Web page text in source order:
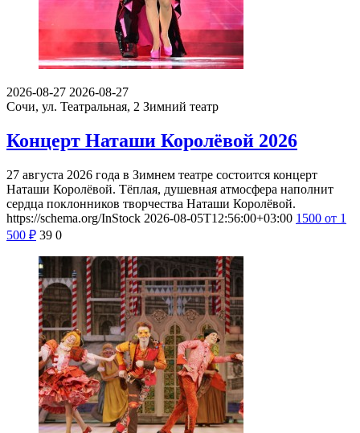
2026-08-27 2026-08-27
Сочи, ул. Театральная, 2 Зимний театр
Концерт Наташи Королёвой 2026
27 августа 2026 года в Зимнем театре состоится концерт
Наташи Королёвой. Тёплая, душевная атмосфера наполнит
сердца поклонников творчества Наташи Королёвой.
https://schema.org/InStock 2026-08-05T12:56:00+03:00 1500 от 1
500 ₽ 39 0